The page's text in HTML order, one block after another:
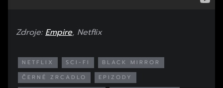
Zdroje: Empire, Netflix
NETFLIX SCI-FI
BLACK MIRROR
ČERNÉ ZRCADLO
EPIZODY